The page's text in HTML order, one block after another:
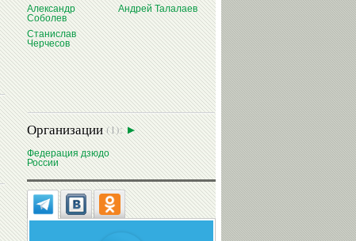
Александр
Соболев
Андрей Талалаев
Станислав
Черчесов
Организации(1):
Федерация дзюдо
России